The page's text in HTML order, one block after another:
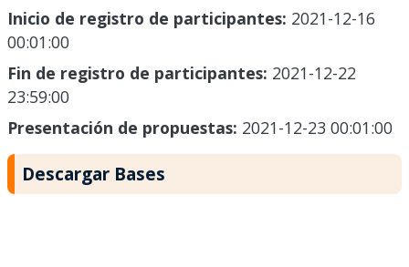
Inicio de registro de participantes: 2021-12-16
00:01:00
Fin de registro de participantes: 2021-12-22
23:59:00
Presentación de propuestas: 2021-12-23 00:01:00
Descargar Bases